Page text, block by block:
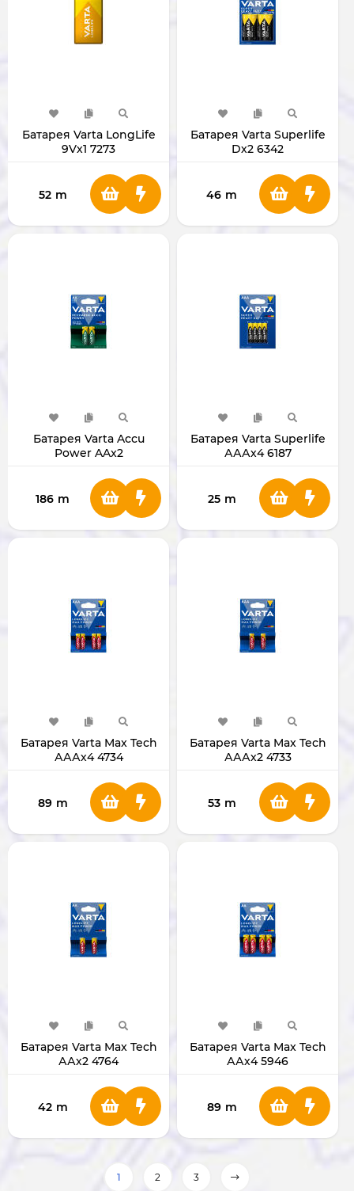
Батарея Varta LongLife
9Vх1 7273
52 m
Батарея Varta Superlife
Dх2 6342
46 m
Батарея Varta Accu
Power AAx2
186 m
Батарея Varta Superlife
АААх4 6187
25 m
Батарея Varta Max Tech
АААх4 4734
89 m
Батарея Varta Max Tech
АААх2 4733
53 m
Батарея Varta Max Tech
ААх2 4764
42 m
Батарея Varta Max Tech
ААх4 5946
89 m
1 2 3